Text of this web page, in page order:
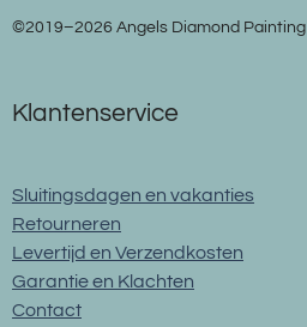
©2019–2026 Angels Diamond Painting
Klantenservice
Sluitingsdagen en vakanties
Retourneren
Levertijd en Verzendkosten
Garantie en Klachten
Contact